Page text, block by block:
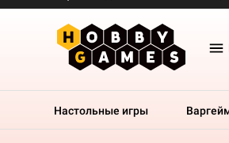
Настольные игры